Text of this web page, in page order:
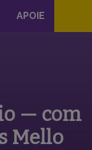
APOIE
— com
Mello